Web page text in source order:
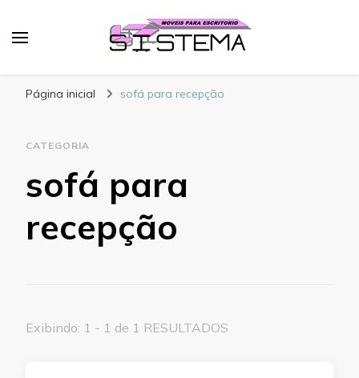
Página inicial sofá para recepção
CATEGORIA
sofá para
recepção
Exibindo: 1 - 1 de 1 RESULTADOS